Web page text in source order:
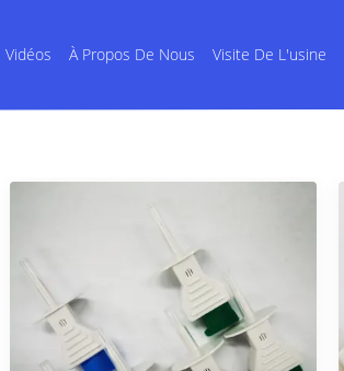
Vidéos À Propos De Nous Visite De L'usine